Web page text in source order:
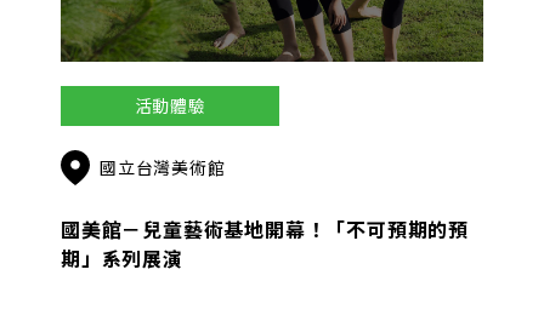
活動體驗
國立台灣美術館
國美館－兒童藝術基地開幕！「不可預期的預
期」系列展演